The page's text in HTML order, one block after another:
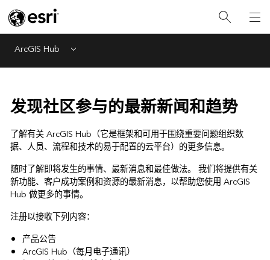
ArcGIS Hub Menu
发现社区参与的最新新闻和趋势
了解有关 ArcGIS Hub（它是框架和可用于围绕重要问题组织数
据、人员、流程和技术的易于配置的云平台）的更多信息。
随时了解即将发生的事情、最新消息和最佳做法。 我们将提供有关
新功能、客户成功案例和资源的最新消息，以帮助您使用 ArcGIS
Hub 做更多的事情。
注册以接收下列内容：
产品公告
ArcGIS Hub（每月电子通讯）